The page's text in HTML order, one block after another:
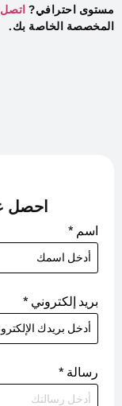
مستوى احترافي? اتصل
المخصصة الخاصة بك.
احصل
اسم *
بريد إلكتروني *
رسالة *